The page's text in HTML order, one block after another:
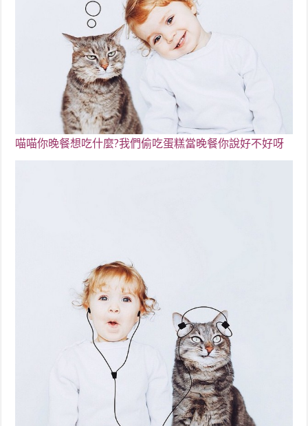
喵喵你晚餐想吃什麼?我們偷吃蛋糕當晚餐你說好不好呀